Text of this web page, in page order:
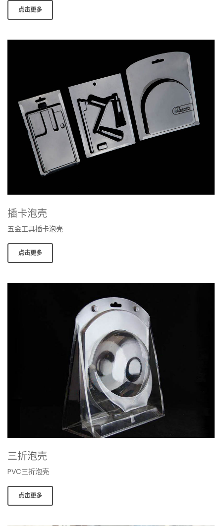
点击更多
插卡泡壳
五金工具插卡泡壳
点击更多
三折泡壳
PVC三折泡壳
点击更多